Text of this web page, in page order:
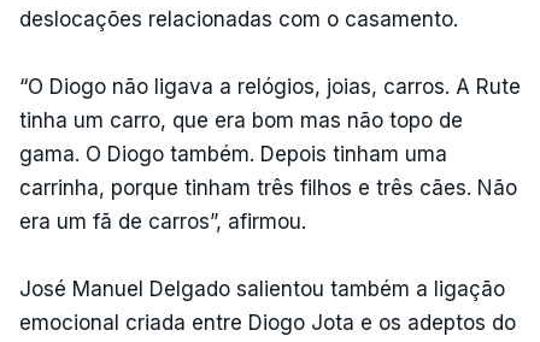
deslocações relacionadas com o casamento.
“O Diogo não ligava a relógios, joias, carros. A Rute
tinha um carro, que era bom mas não topo de
gama. O Diogo também. Depois tinham uma
carrinha, porque tinham três filhos e três cães. Não
era um fã de carros”, afirmou.
José Manuel Delgado salientou também a ligação
emocional criada entre Diogo Jota e os adeptos do